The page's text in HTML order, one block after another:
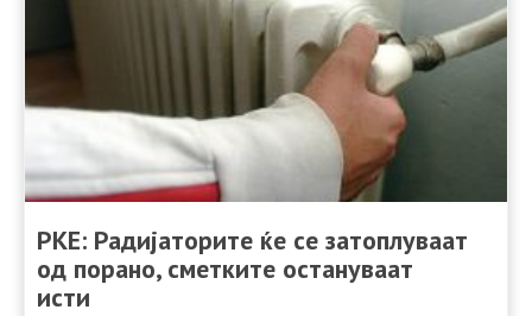
РКЕ: Радијаторите ќе се затоплуваат
од порано, сметките остануваат
исти